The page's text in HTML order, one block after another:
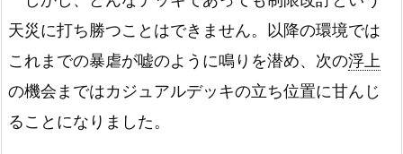
天災に打ち勝つことはできません。以降の環境では
これまでの暴虐が嘘のように鳴りを潜め、次の浮上
の機会まではカジュアルデッキの立ち位置に甘んじ
ることになりました。